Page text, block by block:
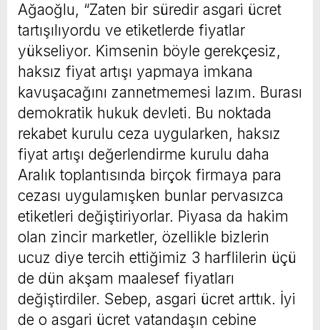
Ağaoğlu, “Zaten bir süredir asgari ücret
tartışılıyordu ve etiketlerde fiyatlar
yükseliyor. Kimsenin böyle gerekçesiz,
haksız fiyat artışı yapmaya imkana
kavuşacağını zannetmemesi lazım. Burası
demokratik hukuk devleti. Bu noktada
rekabet kurulu ceza uygularken, haksız
fiyat artışı değerlendirme kurulu daha
Aralık toplantısında birçok firmaya para
cezası uygulamışken bunlar pervasızca
etiketleri değiştiriyorlar. Piyasa da hakim
olan zincir marketler, özellikle bizlerin
ucuz diye tercih ettiğimiz 3 harflilerin üçü
de dün akşam maalesef fiyatları
değiştirdiler. Sebep, asgari ücret arttık. İyi
de o asgari ücret vatandaşın cebine